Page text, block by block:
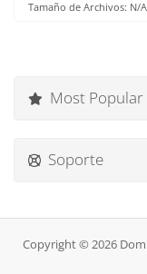
Tamaño de Archivos: N/A
Most
Soporte
Copyright © 2026